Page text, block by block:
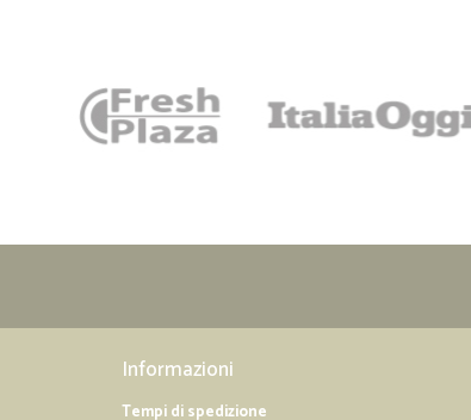
Informazioni
Tempi di spedizione